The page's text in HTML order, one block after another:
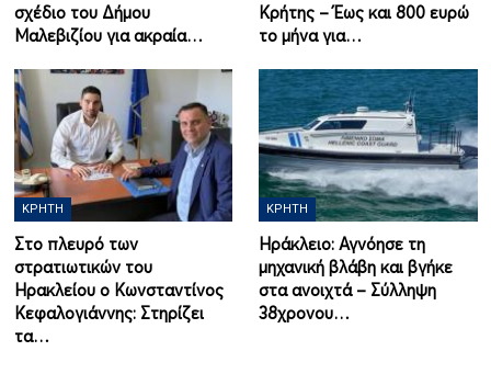
σχέδιο του Δήμου
Μαλεβιζίου για ακραία…
Κρήτης – Έως και 800 ευρώ
το μήνα για…
ΚΡΉΤΗ
Στο πλευρό των
στρατιωτικών του
Ηρακλείου ο Κωνσταντίνος
Κεφαλογιάννης: Στηρίζει
τα…
ΚΡΉΤΗ
Ηράκλειο: Αγνόησε τη
μηχανική βλάβη και βγήκε
στα ανοιχτά – Σύλληψη
38χρονου…